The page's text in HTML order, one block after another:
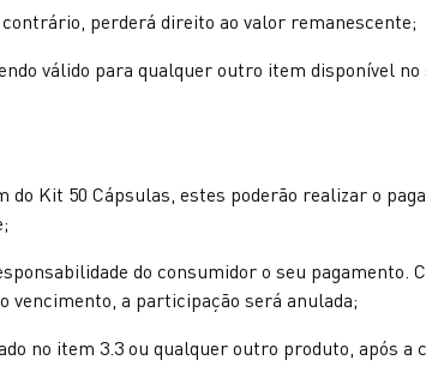
perderá direito ao valor remanescente;
válido para qualquer outro item disponível
Kit 50 Cápsulas, estes poderão realizar o
do consumidor o seu pagamento.
vencimento, a participação será anulada;
no item 3.3 ou qualquer outro produto, após